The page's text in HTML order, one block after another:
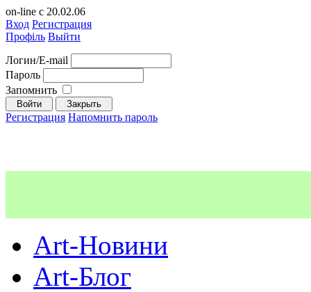
on-line с 20.02.06
Вход Регистрация
Профіль Выйти
Логин/E-mail
Пароль
Запомнить
Регистрация Напомнить пароль
Art-Новини
Art-Блог